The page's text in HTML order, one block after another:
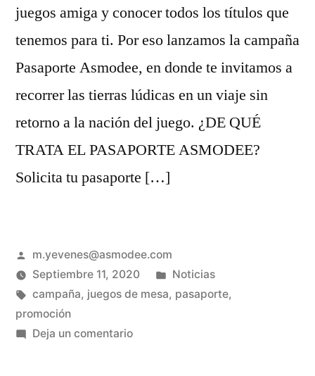
juegos amiga y conocer todos los títulos que
tenemos para ti. Por eso lanzamos la campaña
Pasaporte Asmodee, en donde te invitamos a
recorrer las tierras lúdicas en un viaje sin
retorno a la nación del juego. ¿DE QUÉ
TRATA EL PASAPORTE ASMODEE?
Solicita tu pasaporte […]
m.yevenes@asmodee.com
Septiembre 11, 2020
Noticias
campaña, juegos de mesa, pasaporte,
promoción
Deja un comentario